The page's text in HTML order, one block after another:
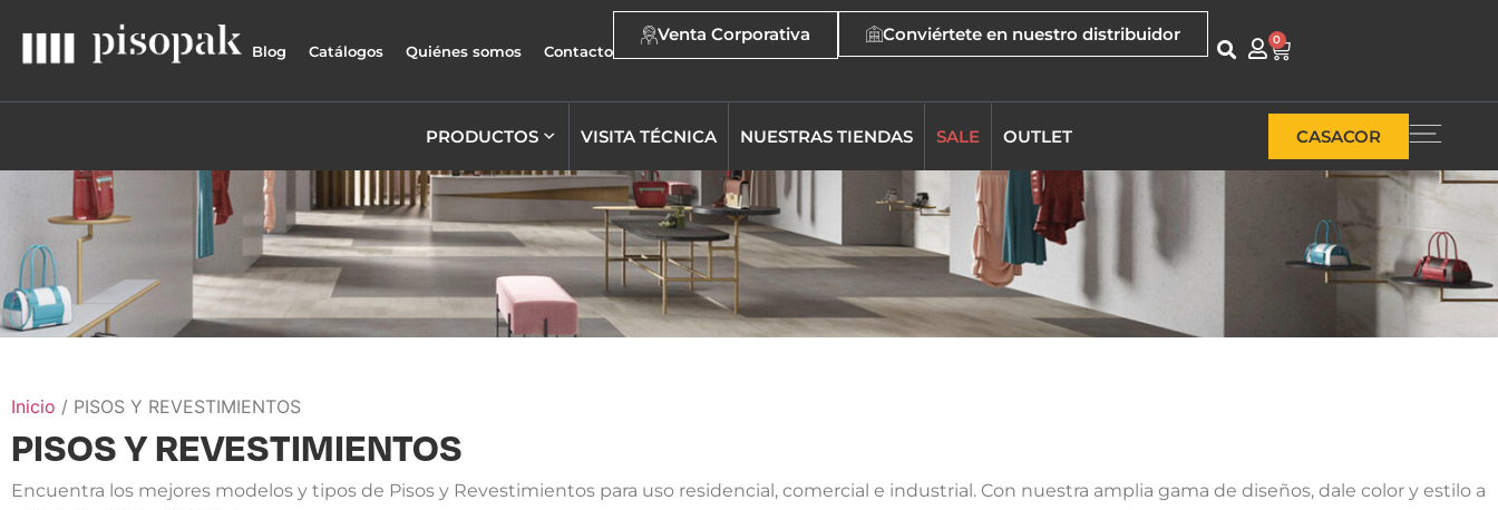
Blog Catálogos Quiénes somos Contacto
Venta Corporativa Conviértete en nuestro distribuidor 0
PRODUCTOS VISITA TÉCNICA NUESTRAS TIENDAS SALE OUTLET CASACOR
Inicio / PISOS Y REVESTIMIENTOS
PISOS Y REVESTIMIENTOS
Encuentra los mejores modelos y tipos de Pisos y Revestimientos para uso residencial, comercial e industrial. Con nuestra amplia gama de diseños, dale color y estilo a